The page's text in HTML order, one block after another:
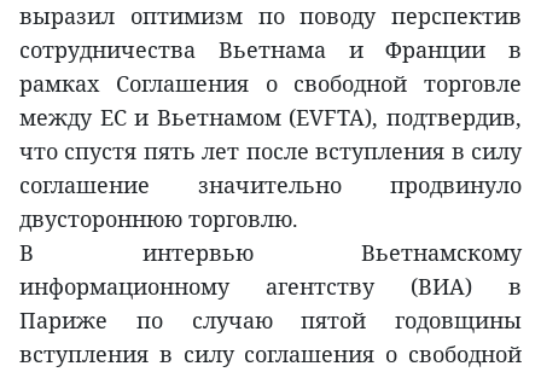
выразил оптимизм по поводу перспектив
сотрудничества Вьетнама и Франции в
рамках Соглашения о свободной торговле
между ЕС и Вьетнамом (EVFTA), подтвердив,
что спустя пять лет после вступления в силу
соглашение значительно продвинуло
двустороннюю торговлю.
В интервью Вьетнамскому
информационному агентству (ВИA) в
Париже по случаю пятой годовщины
вступления в силу соглашения о свободной